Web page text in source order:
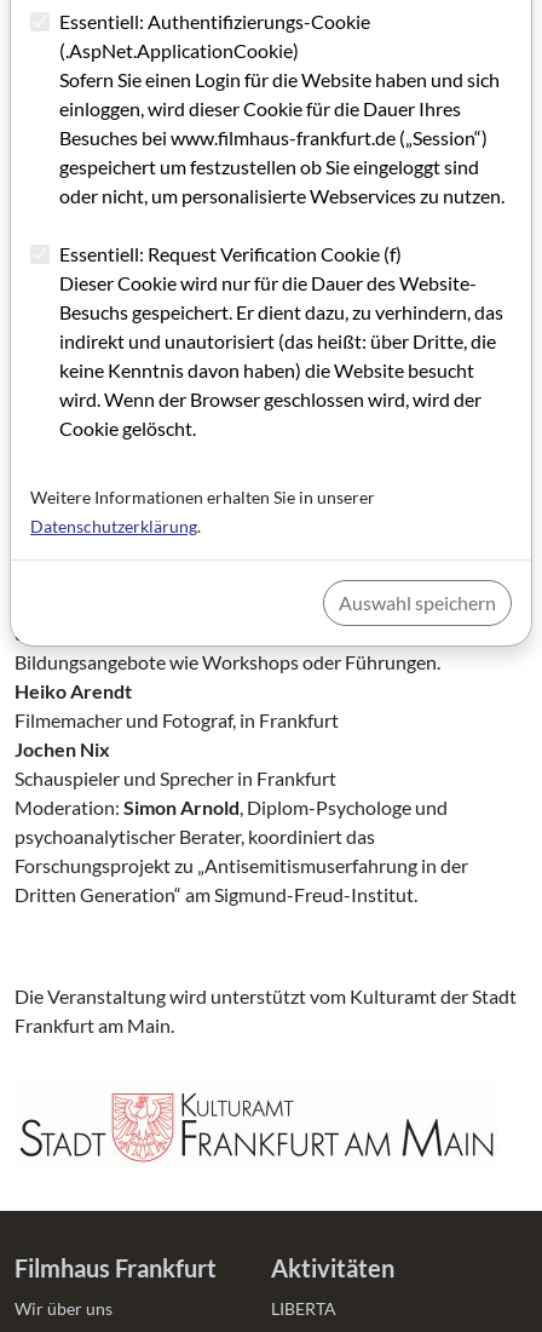
Zeugnis ab. In dem Bericht erzählt er von der willkürlichen
Festnahme in seiner Wohnung, der Busfahrt zur Festhalle, den
Schikanen und Demütigungen an diesem gefängnisgleichen
Sammelplatz bis hin zum Transfer an den Südbahnhof. Von
dort fuhren die Züge mit etwa 3.000 als Juden verfolgten
Frankfurtern im Alter von meist 18 bis 60 Jahren in die
Konzentrationslager Buchenwald und Dachau ab.
Filmbeschreibung„Rundgang durch die "ILA" in Frankfurt
:
Dieses Dokument über Angebot und Atmosphäre der für
Frankfurt und die Luftfahrt bedeutenden Internationalen
Luftschifffahrt-Ausstellung im Jahr 1909 enthält Aufnahmen
der frisch eingeweihten Festhalle.
Nadine Docktor
arbeitet als abgeordnete Lehrerin am Fritz Bauer Institut im
Lehrkräfte und Multiplikator:innen bei der Vermittlung der
Themen Nationalsozialismus, Holocaust und des Erinnerns
und entwickelt Materialien für unterschiedliche
Bildungsangebote wie Workshops oder Führungen.
Heiko Arendt
Filmemacher und Fotograf, in Frankfurt
Jochen Nix
Schauspieler und Sprecher in Frankfurt
Moderation: Simon Arnold, Diplom-Psychologe und
psychoanalytischer Berater, koordiniert das
Forschungsprojekt zu „Antisemitismuserfahrung in der
Dritten Generation“ am Sigmund-Freud-Institut.
Die Veranstaltung wird unterstützt vom Kulturamt der Stadt
Frankfurt am Main.
Filmhaus Frankfurt
Wir über uns
Aktivitäten
LIBERTA
Essentiell: Authentifizierungs-Cookie
(.AspNet.ApplicationCookie)
Sofern Sie einen Login für die Website haben und sich
einloggen, wird dieser Cookie für die Dauer Ihres
Besuches bei www.filmhaus-frankfurt.de („Session“)
gespeichert um festzustellen ob Sie eingeloggt sind
oder nicht, um personalisierte Webservices zu nutzen.
Essentiell: Request Verification Cookie (f)
Dieser Cookie wird nur für die Dauer des Website-
Besuchs gespeichert. Er dient dazu, zu verhindern, das
indirekt und unautorisiert (das heißt: über Dritte, die
keine Kenntnis davon haben) die Website besucht
wird. Wenn der Browser geschlossen wird, wird der
Cookie gelöscht.
Weitere Informationen erhalten Sie in unserer
Datenschutzerklärung.
Auswahl speichern